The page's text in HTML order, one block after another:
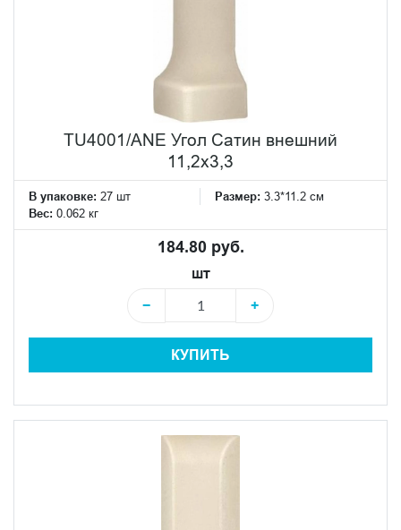
TU4001/ANE Угол Сатин внешний
11,2x3,3
В упаковке: 27 шт Размер: 3.3*11.2 см
Вес: 0.062 кг
184.80 руб.
шт
−
+
КУПИТЬ